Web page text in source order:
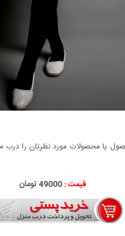
یا محصولات مورد نظرتان را درب
قیمت :49000 تومان